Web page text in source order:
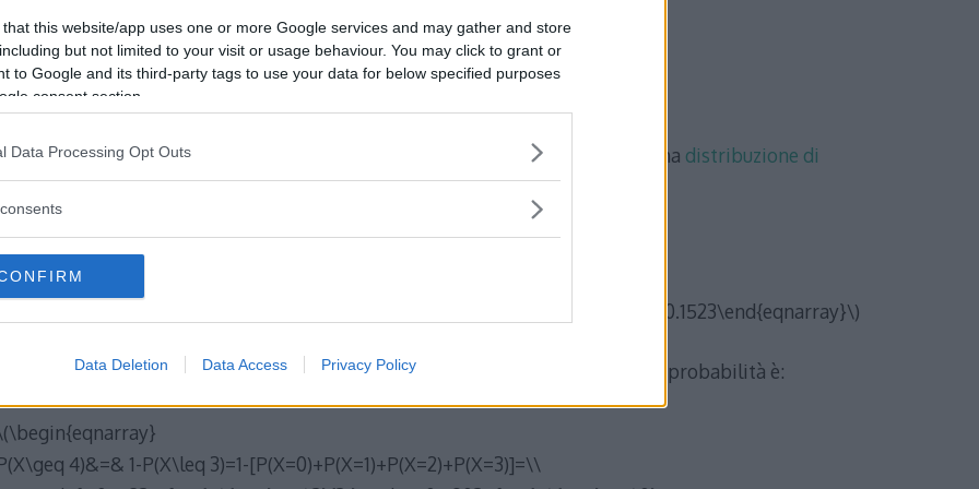
that this website/app uses one or more Google services and may gather and store
but not limited to your visit or usage behaviour. You may click to grant or
to Google and its third-party tags to use your data for below specified purposes
consent section.
Data Processing Opt Outs
Data Deletion Data Access Privacy Policy
2 esami in un trimestre.
Se indichiamo con X il numero di esami superati in un anno, abbiamo che X ha distribuzione di
con parametro \(\lambda=4.7\). La probabilità richiesta è:
< 3)&=& P(X=0)+P(X=1)+P(X=2)=\\
&=& \frac{e^{-4.7}4.7^0}{0!}+\frac{e^{-4.7}4.7^1}{1!}+\frac{e^{-4.7}4.7^2}{2!}=0.1523\end{eqnarray}\)
b) L'evento "Almeno quattro esami in un anno" si traduce in \(X\geq 4\) e la sua probabilità è:
4)&=& 1-P(X\leq 3)=1-[P(X=0)+P(X=1)+P(X=2)+P(X=3)]=\\